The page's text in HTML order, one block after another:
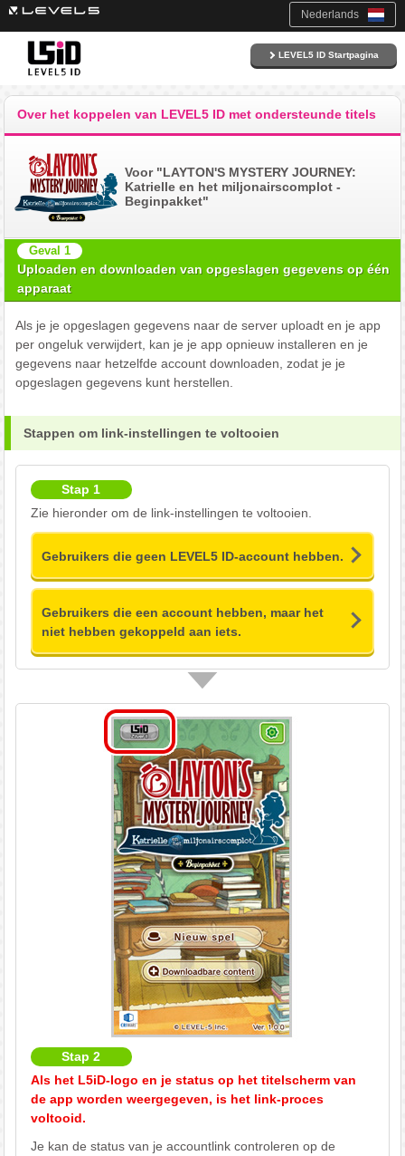
Nederlands
LEVEL5 ID Startpagina
Over het koppelen van LEVEL5 ID met ondersteunde titels
Voor "LAYTON'S MYSTERY JOURNEY:
Katrielle en het miljonairscomplot -
Beginpakket"
Geval 1
Uploaden en downloaden van opgeslagen gegevens op één
apparaat
Als je je opgeslagen gegevens naar de server uploadt en je app
per ongeluk verwijdert, kan je je app opnieuw installeren en je
gegevens naar hetzelfde account downloaden, zodat je je
opgeslagen gegevens kunt herstellen.
Stappen om link-instellingen te voltooien
Stap 1
Zie hieronder om de link-instellingen te voltooien.
Gebruikers die geen LEVEL5 ID-account hebben.
Gebruikers die een account hebben, maar het
niet hebben gekoppeld aan iets.
Stap 2
Als het L5iD-logo en je status op het titelscherm van
de app worden weergegeven, is het link-proces
voltooid.
Je kan de status van je accountlink controleren op de